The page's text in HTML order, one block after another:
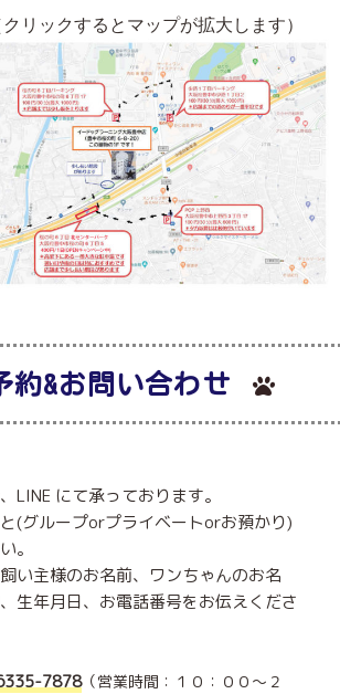
リックするとマップが拡大します）
約&お問い合わせ
LINE にて承っております。
(グループorプライベートorお預かり)
。
い主様のお名前、ワンちゃんのお名
生年月日、お電話番号をお伝えくださ
7878（営業時間：１０：００～２